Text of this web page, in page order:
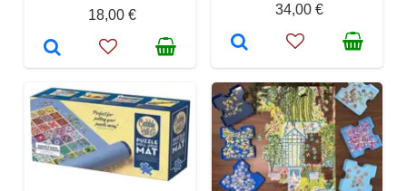
18,00 €
34,00 €